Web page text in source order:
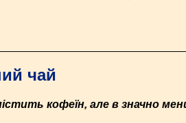
чай
кофеїн, але в значно